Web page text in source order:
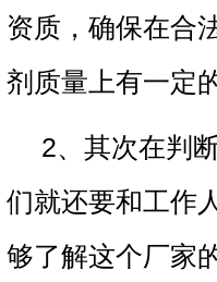
资质，确保在合
剂质量上有一定
2、其次在判
们就还要和工作
够了解这个厂家